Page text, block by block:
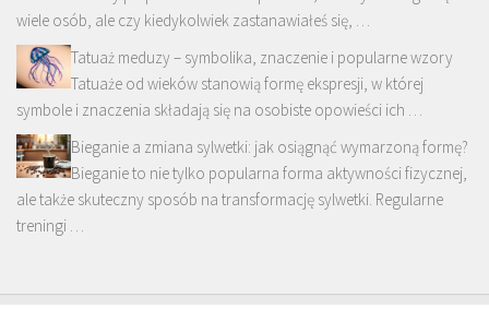
wiele osób, ale czy kiedykolwiek zastanawiałeś się, …
Tatuaż meduzy – symbolika, znaczenie i popularne wzory
Tatuaże od wieków stanowią formę ekspresji, w której
symbole i znaczenia składają się na osobiste opowieści ich …
Bieganie a zmiana sylwetki: jak osiągnąć wymarzoną formę?
Bieganie to nie tylko popularna forma aktywności fizycznej,
ale także skuteczny sposób na transformację sylwetki. Regularne
treningi …